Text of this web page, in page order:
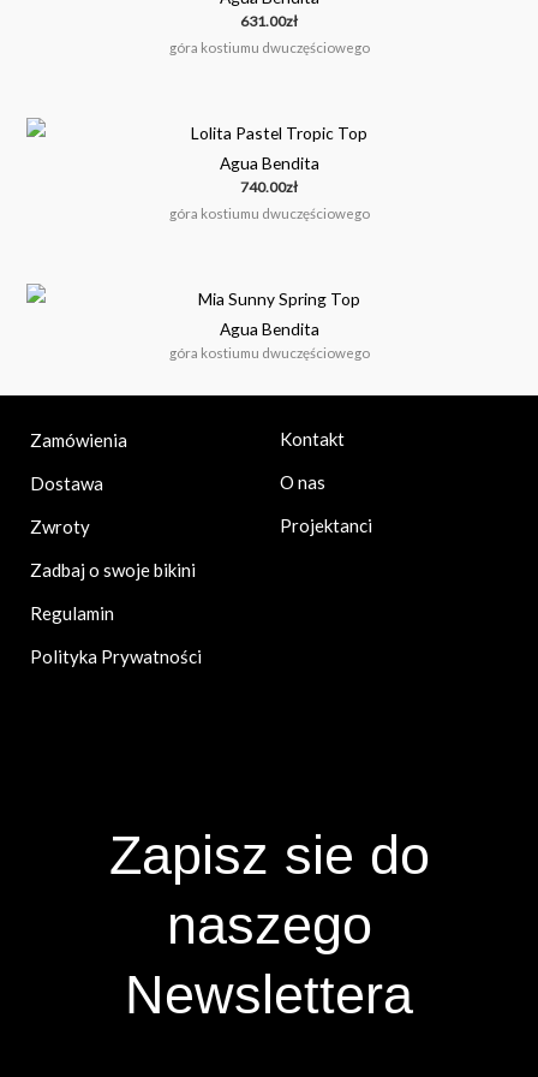
631.00zł
góra kostiumu dwuczęściowego
Agua Bendita
740.00zł
góra kostiumu dwuczęściowego
Agua Bendita
góra kostiumu dwuczęściowego
Zamówienia
Dostawa
Zwroty
Zadbaj o swoje bikini
Regulamin
Polityka Prywatności
Kontakt
O nas
Projektanci
Zapisz sie do
naszego
Newslettera